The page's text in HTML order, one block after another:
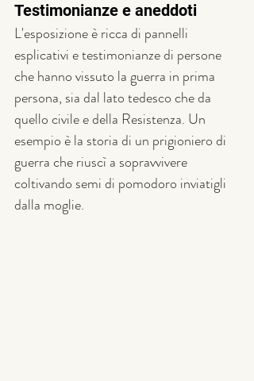
Testimonianze e aneddoti
L'esposizione è ricca di pannelli
esplicativi e testimonianze di persone
che hanno vissuto la guerra in prima
persona, sia dal lato tedesco che da
quello civile e della Resistenza. Un
esempio è la storia di un prigioniero di
guerra che riuscì a sopravvivere
coltivando semi di pomodoro inviatigli
dalla moglie.